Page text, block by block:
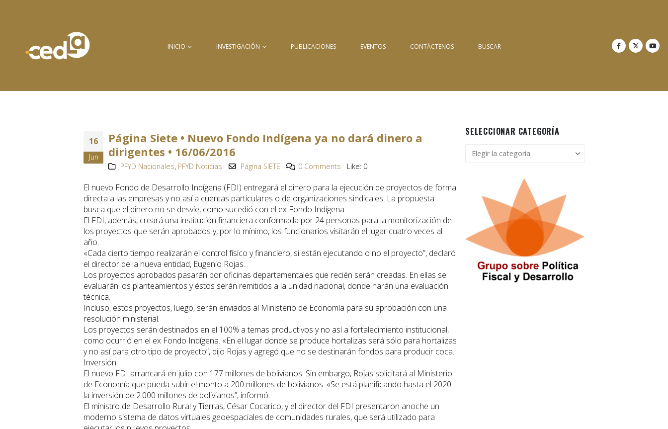
INICIO INVESTIGACIÓN PUBLICACIONES EVENTOS CONTÁCTENOS BUSCAR
16
Jun
Página Siete • Nuevo Fondo Indígena ya no dará dinero a
dirigentes • 16/06/2016
PFYD Nacionales, PFYD Noticias Página SIETE 0 Comments Like: 0
El nuevo Fondo de Desarrollo Indígena (FDI) entregará el dinero para la ejecución de proyectos de forma
directa a las empresas y no así a cuentas particulares o de organizaciones sindicales. La propuesta
busca que el dinero no se desvíe, como sucedió con el ex Fondo Indígena.
El FDI, además, creará una institución financiera conformada por 24 personas para la monitorización de
los proyectos que serán aprobados y, por lo mínimo, los funcionarios visitarán el lugar cuatro veces al
año.
«Cada cierto tiempo realizarán el control físico y financiero, si están ejecutando o no el proyecto”, declaró
el director de la nueva entidad, Eugenio Rojas.
Los proyectos aprobados pasarán por oficinas departamentales que recién serán creadas. En ellas se
evaluarán los planteamientos y éstos serán remitidos a la unidad nacional, donde harán una evaluación
técnica.
Incluso, estos proyectos, luego, serán enviados al Ministerio de Economía para su aprobación con una
resolución ministerial.
Los proyectos serán destinados en el 100% a temas productivos y no así a fortalecimiento institucional,
como ocurrió en el ex Fondo Indígena. «En el lugar donde se produce hortalizas será sólo para hortalizas
y no así para otro tipo de proyecto”, dijo Rojas y agregó que no se destinarán fondos para producir coca.
Inversión
El nuevo FDI arrancará en julio con 177 millones de bolivianos. Sin embargo, Rojas solicitará al Ministerio
de Economía que pueda subir el monto a 200 millones de bolivianos. «Se está planificando hasta el 2020
la inversión de 2.000 millones de bolivianos”, informó.
El ministro de Desarrollo Rural y Tierras, César Cocarico, y el director del FDI presentaron anoche un
moderno sistema de datos virtuales geoespaciales de comunidades rurales, que será utilizado para
SELECCIONAR CATEGORÍA
Seleccionar
categoría